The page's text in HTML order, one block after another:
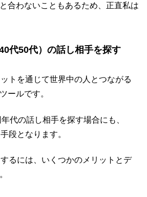
合わないこともあるため、正直私は
代50代）の話し相手を探す
トを通じて世界中の人とつながる
ールです。
代の話し相手を探す場合にも、
段となります。
るには、いくつかのメリットとデ